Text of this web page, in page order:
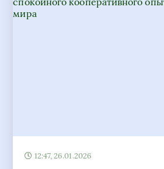
12:47, 26.01.2026